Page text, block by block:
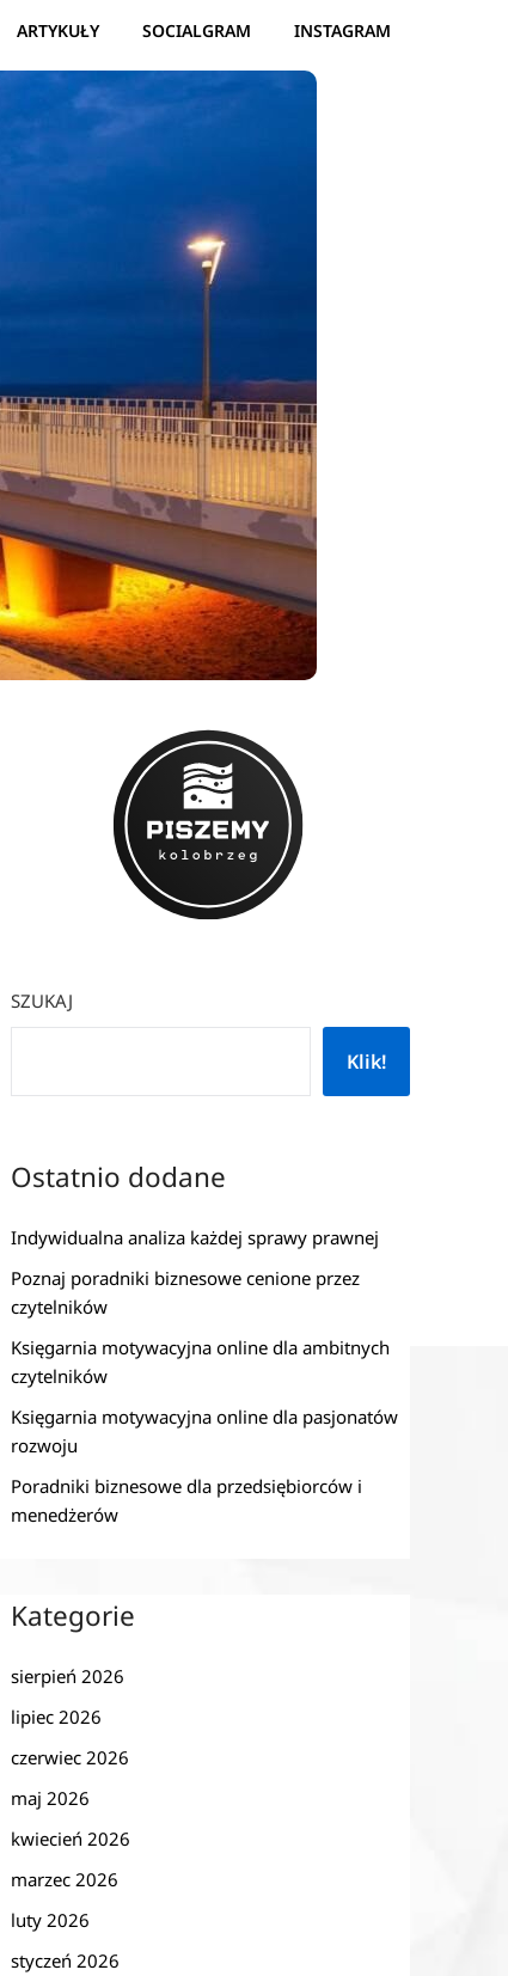
ARTYKUŁY SOCIALGRAM INSTAGRAM
SZUKAJ
Klik!
Ostatnio dodane
Indywidualna analiza każdej sprawy prawnej
Poznaj poradniki biznesowe cenione przez
czytelników
Księgarnia motywacyjna online dla ambitnych
czytelników
Księgarnia motywacyjna online dla pasjonatów
rozwoju
Poradniki biznesowe dla przedsiębiorców i
menedżerów
Kategorie
sierpień 2026
lipiec 2026
czerwiec 2026
maj 2026
kwiecień 2026
marzec 2026
luty 2026
styczeń 2026